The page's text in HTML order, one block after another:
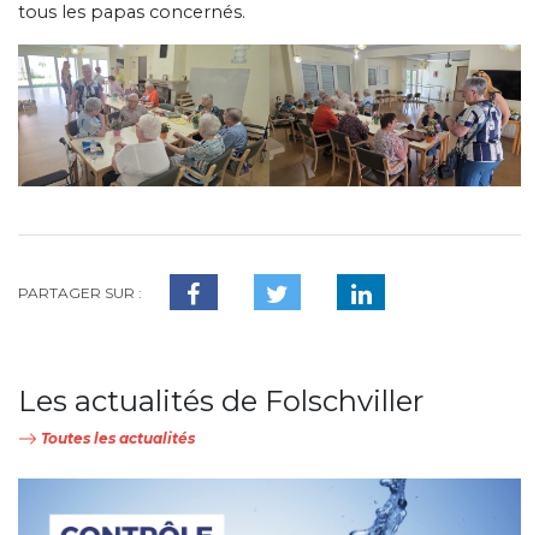
tous les papas concernés.
PARTAGER SUR :
Les actualités de Folschviller
Toutes les actualités